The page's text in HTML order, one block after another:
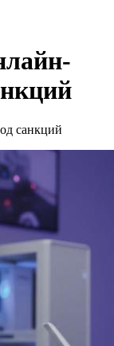
санкций